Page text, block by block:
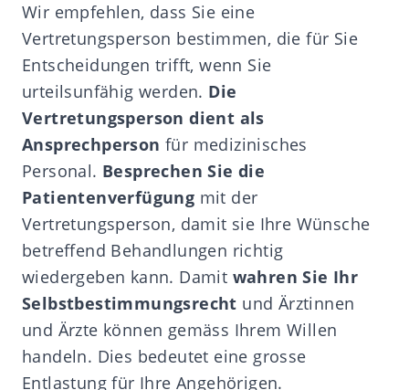
Wir empfehlen, dass Sie eine
Vertretungsperson bestimmen, die für Sie
Entscheidungen trifft, wenn Sie
urteilsunfähig werden. Die
Vertretungsperson dient als
Ansprechperson für medizinisches
Personal. Besprechen Sie die
Patientenverfügung mit der
Vertretungsperson, damit sie Ihre Wünsche
betreffend Behandlungen richtig
wiedergeben kann. Damit wahren Sie Ihr
Selbstbestimmungsrecht und Ärztinnen
und Ärzte können gemäss Ihrem Willen
handeln. Dies bedeutet eine grosse
Entlastung für Ihre Angehörigen.